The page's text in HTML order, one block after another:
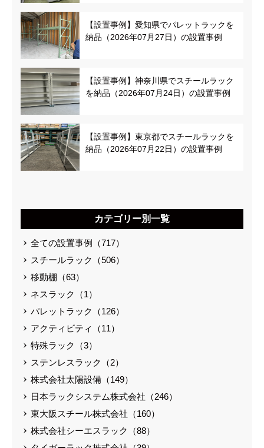
【設置事例】愛知県でパレットラックを
納品（2026年07月27日）の設置事例
【設置事例】神奈川県でスチールラック
を納品（2026年07月24日）の設置事例
【設置事例】東京都でスチールラックを
納品（2026年07月22日）の設置事例
カテゴリー別一覧
全ての設置事例（717）
スチールラック（506）
移動棚（63）
ネスラック（1）
パレットラック（126）
アクティビティ（11）
特殊ラック（3）
ステンレスラック（2）
株式会社太陽設備（149）
日本ラックシステム株式会社（246）
東大阪スチール株式会社（160）
株式会社シーエスラック（88）